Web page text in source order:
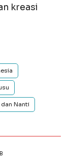
kreasi
dan Nanti